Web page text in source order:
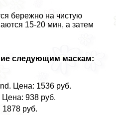
бережно на чистую
15-20 мин, а затем
следующим маскам:
Цена: 1536 руб.
Цена: 938 руб.
руб.